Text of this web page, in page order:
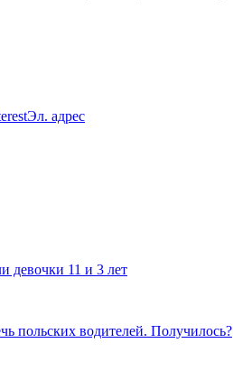
Эл. адрес
девочки 11 и 3 лет
польских водителей. Получилось?